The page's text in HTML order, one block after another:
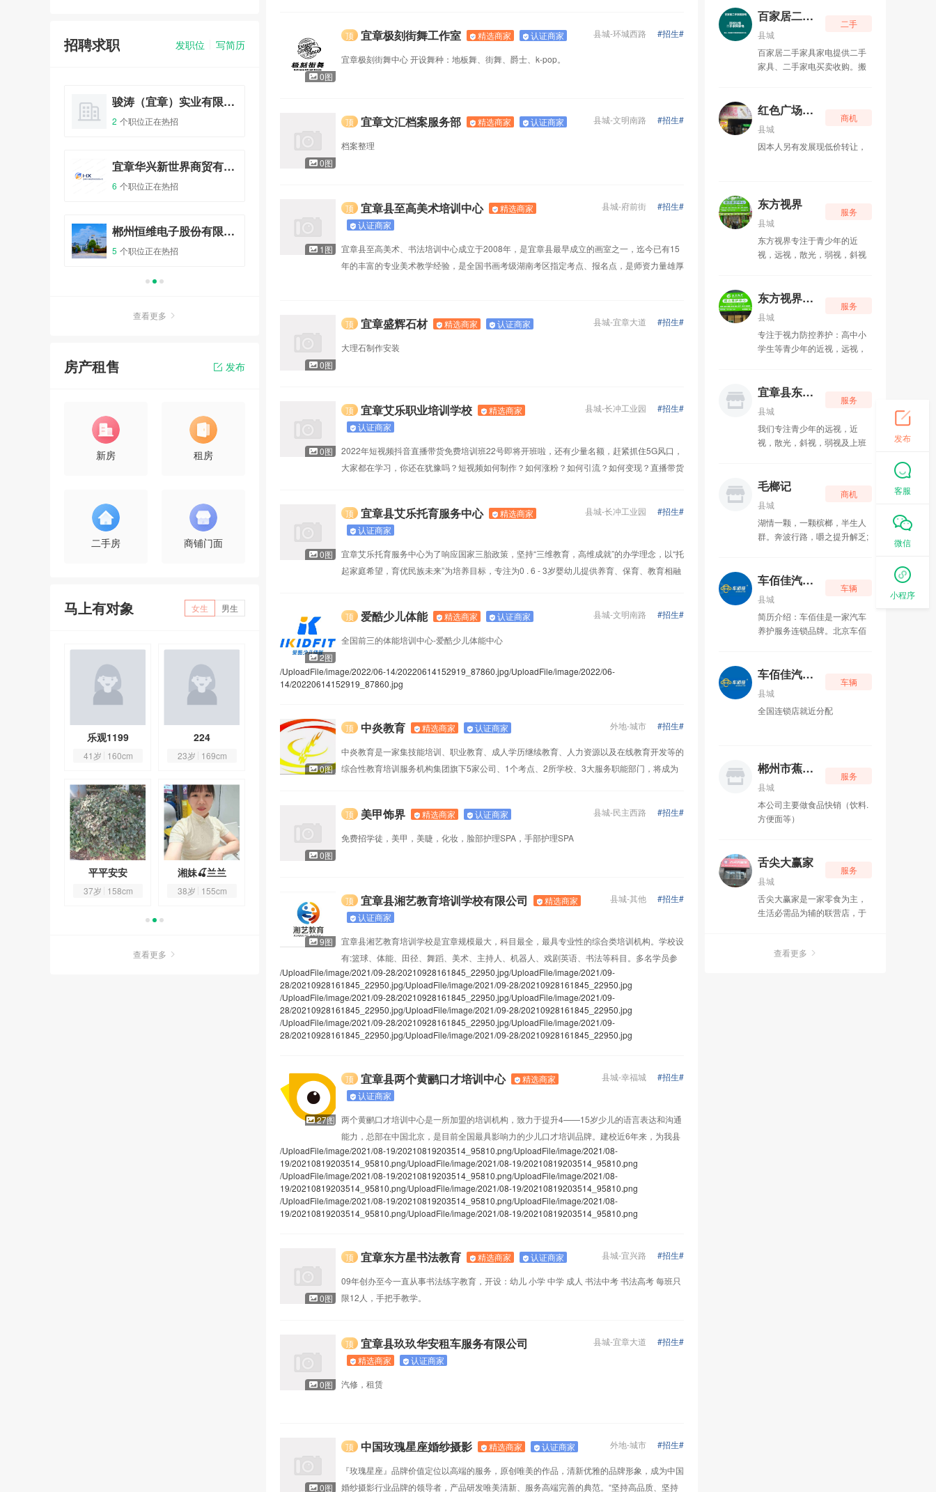
发职位 写简历
招聘求职
骏涛（宜章）实业有限公司
2 个职位正在热招
宜章华兴新世界商贸有限公司
6 个职位正在热招
郴州恒维电子股份有限公司
5 个职位正在热招
个职位正在热招
宜章志存新材料有限公司
个职位正在热招
5 个职位正在热招
0 个职位正在热招
查看更多
房产租售 发布
新房 租房
二手房 商铺门面
女生 男生
马上有对象
乐观1199
41岁 160cm
平平安安
37岁 158cm
224
23岁 169cm
湘妹🍒兰兰
38岁 155cm
🍃叶子-何2
43岁 155cm
乐观1199
41岁 160cm
查看更多
0图
县城-环城西路 #招生#
顶 宜章极刻街舞工作室 精选商家 认证商家
宜章极刻街舞中心 开设舞种：地板舞、街舞、爵士、k-pop。
0图
县城-文明南路 #招生#
顶 宜章文汇档案服务部 精选商家 认证商家
档案整理
1图
县城-府前街 #招生#
顶 宜章县至高美术培训中心
精选商家
认证商家
宜章县至高美术、书法培训中心成立于2008年，是宜章县最早成立的画室之一，迄今已有15
年的丰富的专业美术教学经验，是全国书画考级湖南考区指定考点、报名点，是师资力量雄厚
0图
县城-宜章大道 #招生#
顶 宜章盛辉石材 精选商家 认证商家
大理石制作安装
0图
县城-长冲工业园 #招生#
顶 宜章艾乐职业培训学校
精选商家
认证商家
2022年短视频抖音直播带货免费培训班22号即将开班啦，还有少量名额，赶紧抓住5G风口，
大家都在学习，你还在犹豫吗？短视频如何制作？如何涨粉？如何引流？如何变现？直播带货
0图
县城-长冲工业园 #招生#
顶 宜章县艾乐托育服务中心
精选商家
认证商家
宜章艾乐托育服务中心为了响应国家三胎政策，坚持“三维教育，高维成就”的办学理念，以“托
起家庭希望，育优民族未来”为培养目标，专注为0 . 6 - 3岁婴幼儿提供养育、保育、教育相融
2图
县城-文明南路 #招生#
顶 爱酷少儿体能 精选商家 认证商家
全国前三的体能培训中心-爱酷少儿体能中心
/UploadFile/image/2022/06-14/20220614152919_87860.jpg/UploadFile/image/2022/06-
14/20220614152919_87860.jpg
0图
外地-城市 #招生#
顶 中炎教育 精选商家 认证商家
中炎教育是一家集技能培训、职业教育、成人学历继续教育、人力资源以及在线教育开发等的
综合性教育培训服务机构集团旗下5家公司、1个考点、2所学校、3大服务职能部门，将成为
0图
县城-民主西路 #招生#
顶 美甲饰界 精选商家 认证商家
免费招学徒，美甲，美睫，化妆，脸部护理SPA，手部护理SPA
9图
县城-其他 #招生#
顶 宜章县湘艺教育培训学校有限公司
精选商家
认证商家
宜章县湘艺教育培训学校是宜章规模最大，科目最全，最具专业性的综合类培训机构。学校设
有:篮球、体能、田径、舞蹈、美术、主持人、机器人、戏剧英语、书法等科目。多名学员参
加国家级、省级比赛并获奖。
/UploadFile/image/2021/09-28/20210928161845_22950.jpg/UploadFile/image/2021/09-
28/20210928161845_22950.jpg/UploadFile/image/2021/09-28/20210928161845_22950.jpg
/UploadFile/image/2021/09-28/20210928161845_22950.jpg/UploadFile/image/2021/09-
28/20210928161845_22950.jpg/UploadFile/image/2021/09-28/20210928161845_22950.jpg
/UploadFile/image/2021/09-28/20210928161845_22950.jpg/UploadFile/image/2021/09-
28/20210928161845_22950.jpg/UploadFile/image/2021/09-28/20210928161845_22950.jpg
27图
县城-幸福城 #招生#
顶 宜章县两个黄鹂口才培训中心
精选商家
认证商家
两个黄鹂口才培训中心是一所加盟的培训机构，致力于提升4——15岁少儿的语言表达和沟通
能力，总部在中国北京，是目前全国最具影响力的少儿口才培训品牌。建校近6年来，为我县
培养了大批优秀人才，赢得了社会的认
/UploadFile/image/2021/08-19/20210819203514_95810.png/UploadFile/image/2021/08-
19/20210819203514_95810.png/UploadFile/image/2021/08-19/20210819203514_95810.png
/UploadFile/image/2021/08-19/20210819203514_95810.png/UploadFile/image/2021/08-
19/20210819203514_95810.png/UploadFile/image/2021/08-19/20210819203514_95810.png
/UploadFile/image/2021/08-19/20210819203514_95810.png/UploadFile/image/2021/08-
19/20210819203514_95810.png/UploadFile/image/2021/08-19/20210819203514_95810.png
0图
县城-宜兴路 #招生#
顶 宜章东方星书法教育 精选商家 认证商家
09年创办至今一直从事书法练字教育，开设：幼儿 小学 中学 成人 书法中考 书法高考 每班只
限12人，手把手教学。
0图
县城-宜章大道 #招生#
顶 宜章县玖玖华安租车服务有限公司
精选商家 认证商家
汽修，租赁
0图
外地-城市 #招生#
顶 中国玫瑰星座婚纱摄影 精选商家 认证商家
『玫瑰星座』品牌价值定位以高端的服务，原创唯美的作品，清新优雅的品牌形象，成为中国
婚纱摄影行业品牌的领导者，产品研发唯美清新、服务高端完善的典范。“坚持高品质、坚持
04-27
粒米堍计算机系统维护
04-21
宜章县万驰电器店
07-02
红色广场安安便利店
06-29
东方视界
06-06
05-23
毛榔记
05-17
03-20
郴州市蕉溪荣记商贸有限公司
01-28
宜章山潮山山野火锅店
二手
百家居二手家具家电
县城
百家居二手家具家电提供二手
家具、二手家电买卖收购。搬
电，市场上还是蛮抢手的。
商机
红色广场安安便利店
县城
因本人另有发展现低价转让，
服务
东方视界
县城
东方视界专注于青少年的近
视，远视，散光，弱视，斜视
的改善及养护防控
服务
东方视界视力防控养护中心
县城
专注于视力防控养护：高中小
学生等青少年的近视，远视，
风流泪 等等视力问题
服务
宜章县东方视界美容养身中心
县城
我们专注青少年的远视，近
视，散光，斜视，弱视及上班
问题防控和养护
商机
毛榔记
县城
湖情一颗，一颗槟榔，半生人
群。奔波行路，嚼之提升解乏;
遣、联络情谊的人间好物，藏
着市井温柔，融着乡土情怀。
车辆
车佰佳汽车养护中心（宜章店）
县城
简历介绍：车佰佳是一家汽车
养护服务连锁品牌。北京车佰
营网点布局，采用直营直管的
模式。公司的经营范围包括:汽
车保养，汽车装饰、 车佰佳的
企业文化包含6个核心价值观，
汽车后市场改革进程；企业愿
景是为中华民族所有同胞提供
范的操作流程。 截至2024年1
月，车佰佳在全国拥有众多门
西、山东、河南、湖北、湖
南、四川、陕西、内蒙古等
地，520家拥有约300万会员车
主。其提供的服务包括汽车快
等。 发展经历• 2013年，开始
车辆
车佰佳汽车养护中心（宜章店）
县城
全国连锁店就近分配
服务
郴州市蕉溪荣记商贸有限公司
县城
本公司主要做食品快销（饮料.
方便面等）
服务
舌尖大赢家
县城
舌尖大赢家是一家零食为主，
生活必需品为辅的联营店，于
的好评，立志于打造属于宜章
查看更多
发布
客服
微信
小程序